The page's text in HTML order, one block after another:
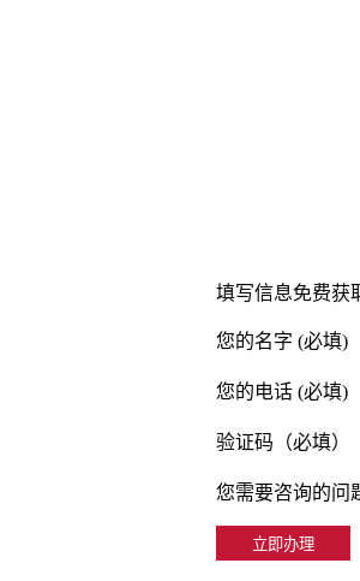
填写信息免费获
您的名字 (必填)
您的电话 (必填)
验证码（必填）
您需要咨询的问